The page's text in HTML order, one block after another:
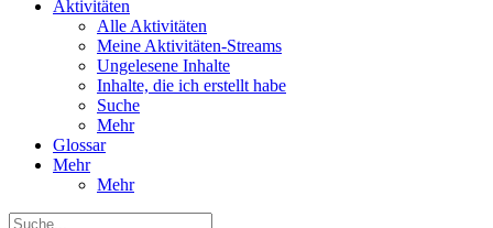
Aktivitäten
Alle Aktivitäten
Meine Aktivitäten-Streams
Ungelesene Inhalte
Inhalte, die ich erstellt habe
Suche
Mehr
Glossar
Mehr
Mehr